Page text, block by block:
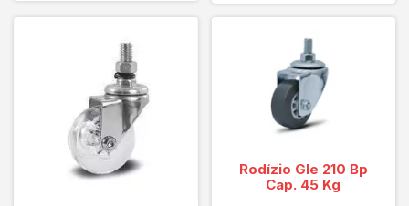
Rodízio Gle 210 Bp
Cap. 45 Kg